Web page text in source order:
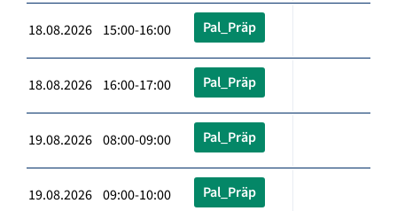
18.08.2026 15:00-16:00 Pal_Präp
18.08.2026 16:00-17:00 Pal_Präp
19.08.2026 08:00-09:00 Pal_Präp
19.08.2026 09:00-10:00 Pal_Präp